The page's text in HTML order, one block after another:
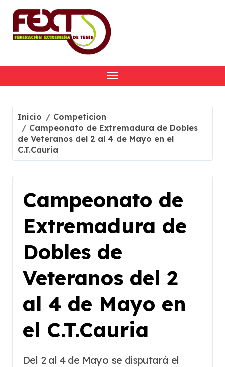
content
Inicio
Competicion
Campeonato de Extremadura de Dobles
de Veteranos del 2 al 4 de Mayo en el
C.T.Cauria
Campeonato de
Extremadura de
Dobles de
Veteranos del 2
al 4 de Mayo en
el C.T.Cauria
Del 2 al 4 de Mayo se disputará el